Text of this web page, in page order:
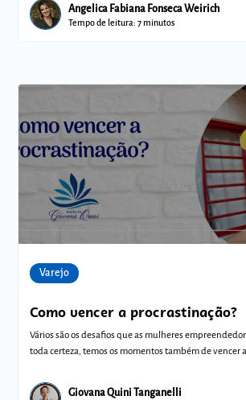
Angelica Fabiana Fonseca Weirich
Tempo de leitura: 7 minutos
Varejo
Como vencer a procrastinação?
Vários são os desafios que as mulheres
toda certeza, temos os momentos também de vencer
Giovana Quini Tanganelli